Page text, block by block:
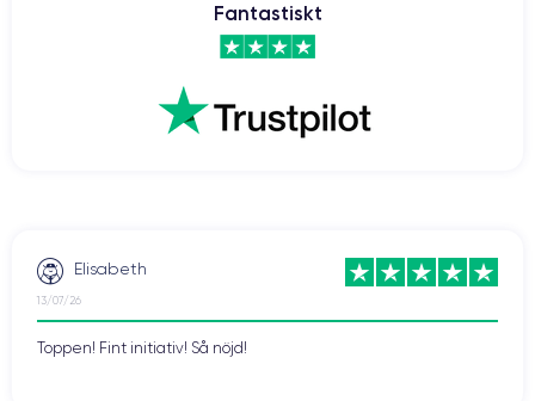
Fantastiskt
Elisabeth
13/07/26
Toppen! Fint initiativ! Så nöjd!